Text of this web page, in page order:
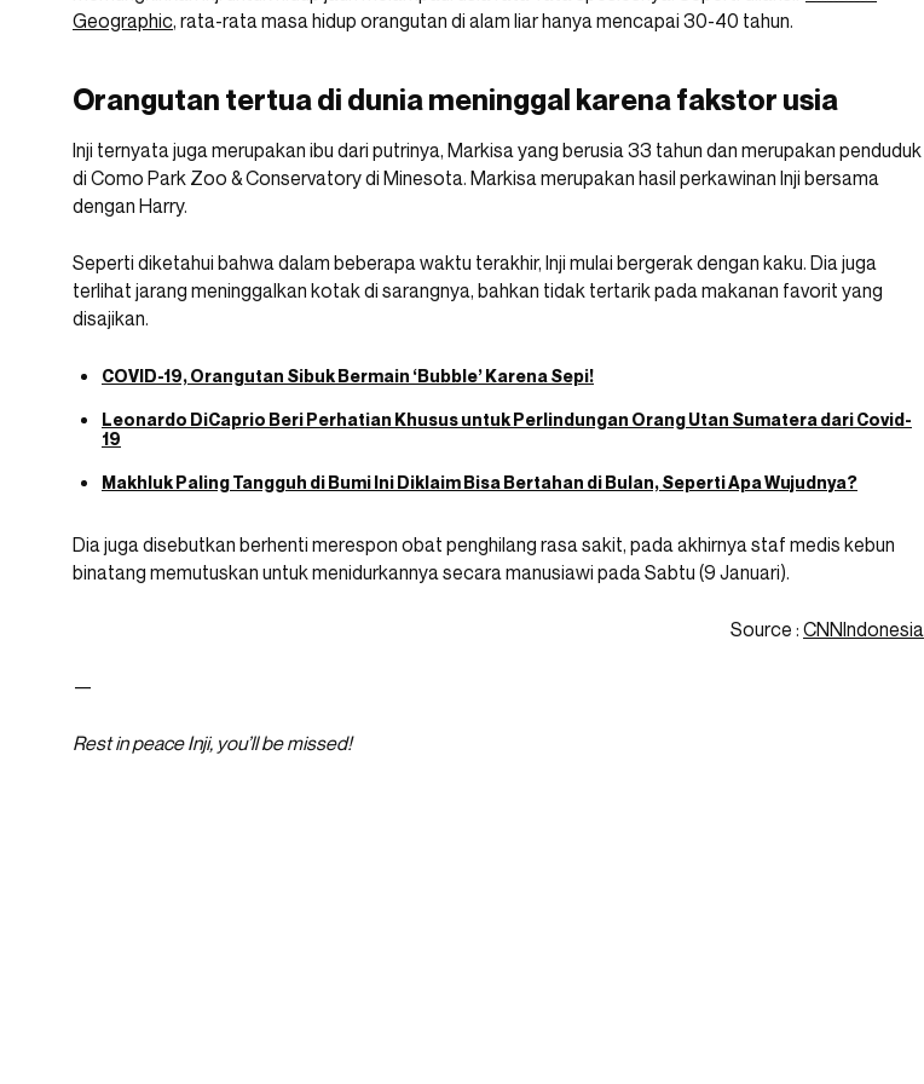
Geographic, rata-rata masa hidup orangutan di alam liar hanya mencapai 30-40 tahun.
Orangutan tertua di dunia meninggal karena fakstor usia
Inji ternyata juga merupakan ibu dari putrinya, Markisa yang berusia 33 tahun dan merupakan penduduk
di Como Park Zoo & Conservatory di Minesota. Markisa merupakan hasil perkawinan Inji bersama
dengan Harry.
Seperti diketahui bahwa dalam beberapa waktu terakhir, Inji mulai bergerak dengan kaku. Dia juga
terlihat jarang meninggalkan kotak di sarangnya, bahkan tidak tertarik pada makanan favorit yang
disajikan.
COVID-19, Orangutan Sibuk Bermain ‘Bubble’ Karena Sepi!
Leonardo DiCaprio Beri Perhatian Khusus untuk Perlindungan Orang Utan Sumatera dari Covid-
19
Makhluk Paling Tangguh di Bumi Ini Diklaim Bisa Bertahan di Bulan, Seperti Apa Wujudnya?
Dia juga disebutkan berhenti merespon obat penghilang rasa sakit, pada akhirnya staf medis kebun
binatang memutuskan untuk menidurkannya secara manusiawi pada Sabtu (9 Januari).
Source : CNNIndonesia
—
Rest in peace Inji, you’ll be missed!